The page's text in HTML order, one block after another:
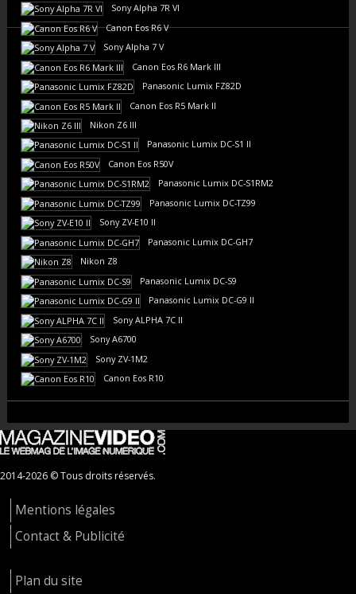
Sony Alpha 7R VI
Canon Eos R6 V
Sony Alpha 7 V
Canon Eos R6 Mark III
Panasonic Lumix FZ82D
Canon Eos R5 Mark II
Nikon Z6 III
Panasonic Lumix DC-S1 II
Canon Eos R50V
Panasonic Lumix DC-S1RM2
Panasonic Lumix DC-TZ99
Sony ZV-E10 II
Panasonic Lumix DC-GH7
Nikon Z8
Panasonic Lumix DC-S9
Panasonic Lumix DC-G9 II
Sony ALPHA 7C II
Sony A6700
Sony ZV-1M2
Canon Eos R10
2014-2026 © Tous droits réservés.
Mentions légales
Contact & Publicité
Plan du site